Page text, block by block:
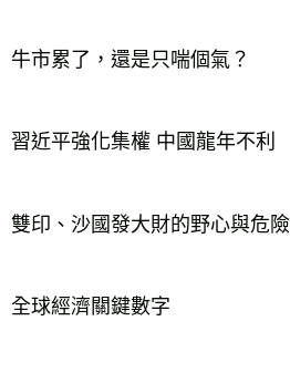
牛市累了，還是只喘個氣？
習近平強化集權 中國龍年不利
雙印、沙國發大財的野心與危險
全球經濟關鍵數字